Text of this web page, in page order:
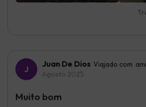
Juan De Dios Viajado com
Agosto 2025
Muito bom